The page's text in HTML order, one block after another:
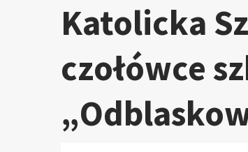
Katolicka
czołówce